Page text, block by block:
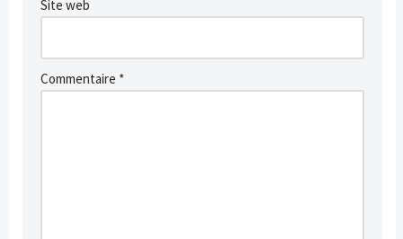
Site web
Commentaire *